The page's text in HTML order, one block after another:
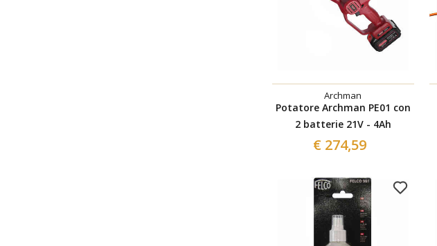
Archman
Potatore Archman PE01 con
2 batterie 21V - 4Ah
€ 274,59